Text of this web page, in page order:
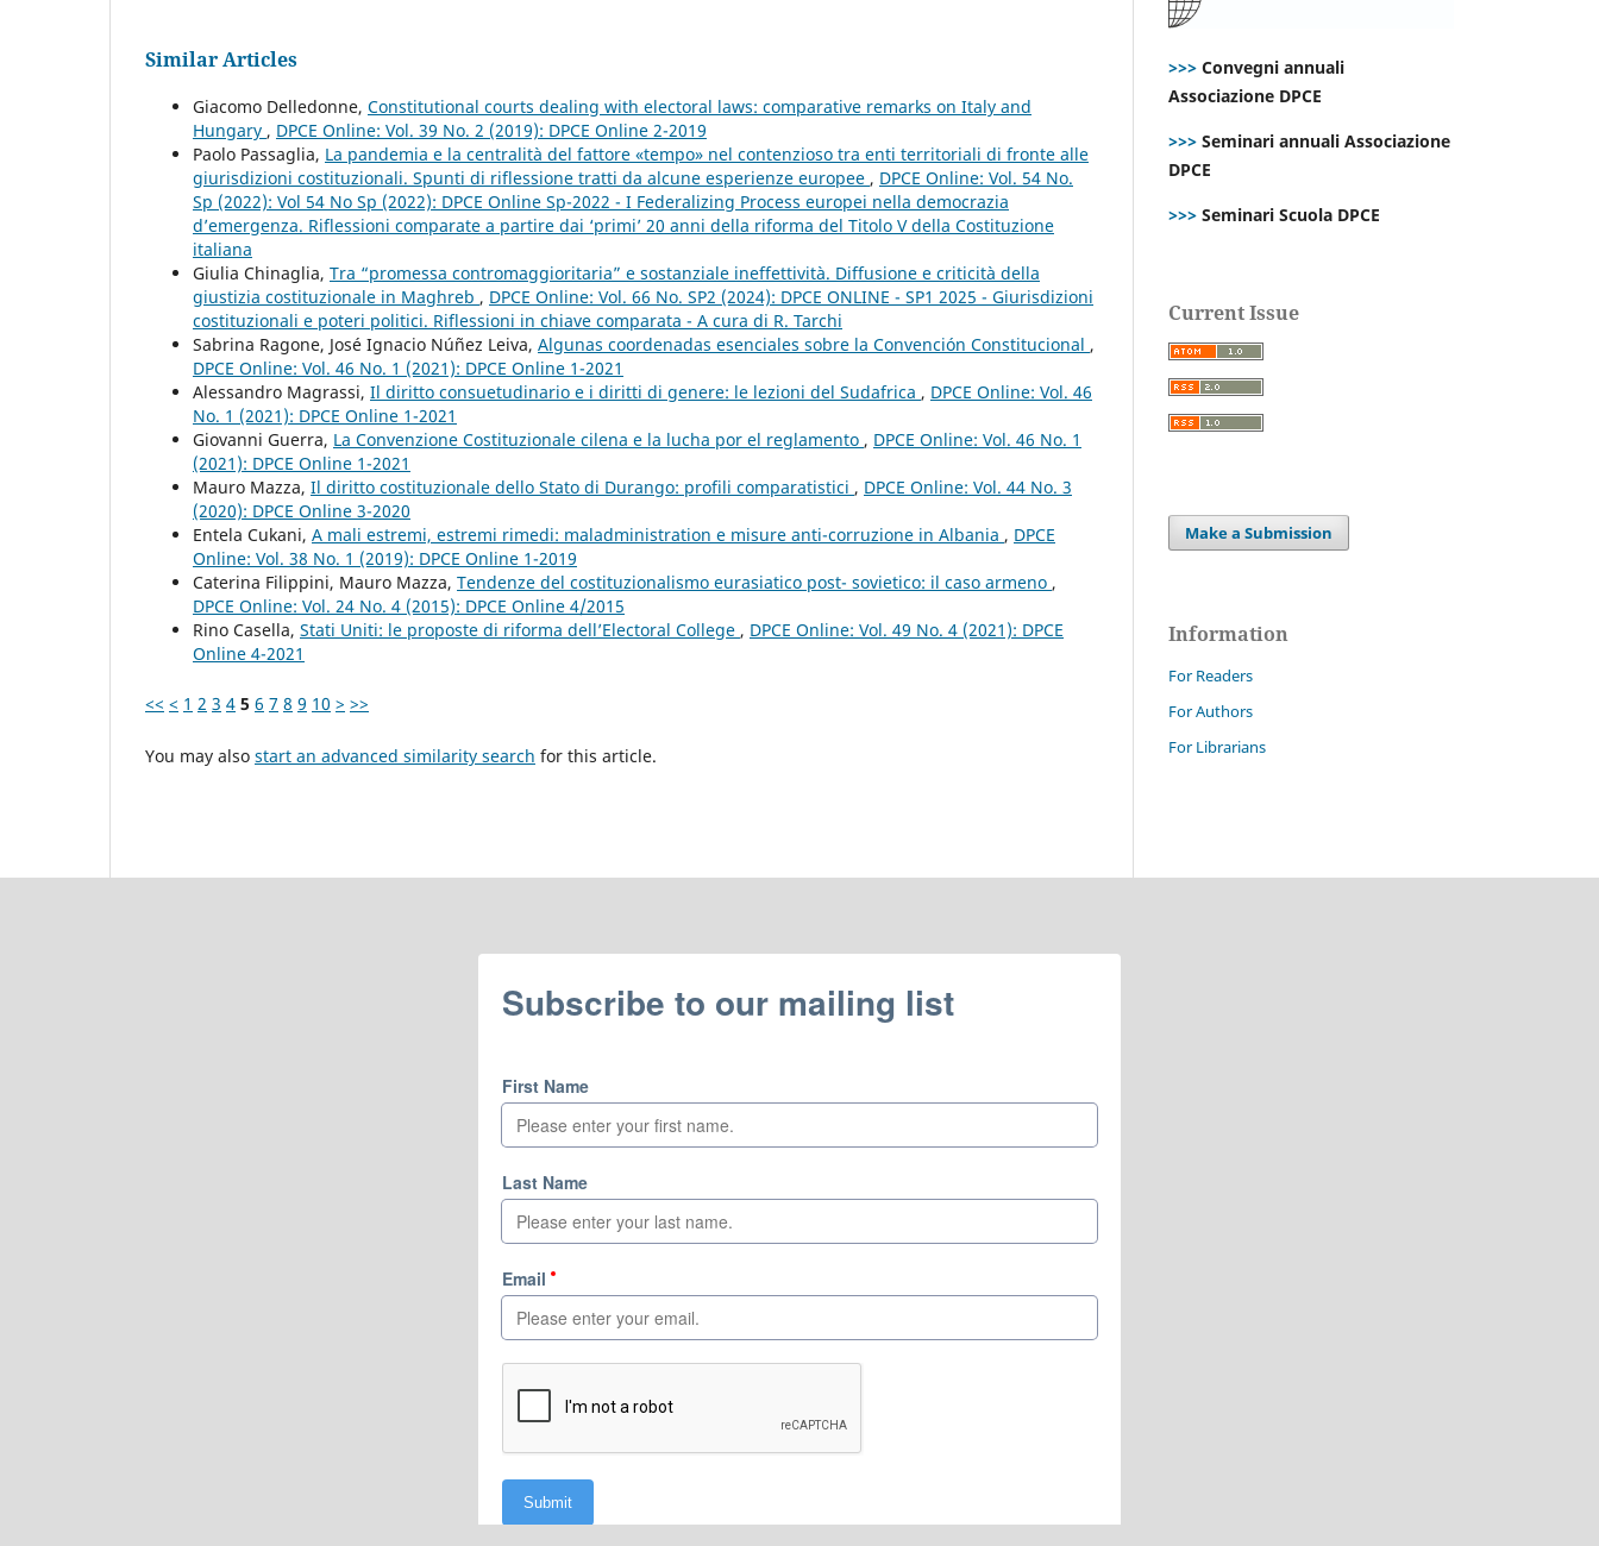
Similar Articles
Giacomo Delledonne, Constitutional courts dealing with electoral laws: comparative remarks on Italy and
Hungary , DPCE Online: Vol. 39 No. 2 (2019): DPCE Online 2-2019
Paolo Passaglia, La pandemia e la centralità del fattore «tempo» nel contenzioso tra enti territoriali di fronte alle
giurisdizioni costituzionali. Spunti di riflessione tratti da alcune esperienze europee , DPCE Online: Vol. 54 No.
Sp (2022): Vol 54 No Sp (2022): DPCE Online Sp-2022 - I Federalizing Process europei nella democrazia
d’emergenza. Riflessioni comparate a partire dai ‘primi’ 20 anni della riforma del Titolo V della Costituzione
italiana
Giulia Chinaglia, Tra “promessa contromaggioritaria” e sostanziale ineffettività. Diffusione e criticità della
giustizia costituzionale in Maghreb , DPCE Online: Vol. 66 No. SP2 (2024): DPCE ONLINE - SP1 2025 - Giurisdizioni
costituzionali e poteri politici. Riflessioni in chiave comparata - A cura di R. Tarchi
Sabrina Ragone, José Ignacio Núñez Leiva, Algunas coordenadas esenciales sobre la Convención Constitucional ,
DPCE Online: Vol. 46 No. 1 (2021): DPCE Online 1-2021
Alessandro Magrassi, Il diritto consuetudinario e i diritti di genere: le lezioni del Sudafrica , DPCE Online: Vol. 46
No. 1 (2021): DPCE Online 1-2021
Giovanni Guerra, La Convenzione Costituzionale cilena e la lucha por el reglamento , DPCE Online: Vol. 46 No. 1
(2021): DPCE Online 1-2021
Mauro Mazza, Il diritto costituzionale dello Stato di Durango: profili comparatistici , DPCE Online: Vol. 44 No. 3
(2020): DPCE Online 3-2020
Entela Cukani, A mali estremi, estremi rimedi: maladministration e misure anti-corruzione in Albania , DPCE
Online: Vol. 38 No. 1 (2019): DPCE Online 1-2019
Caterina Filippini, Mauro Mazza, Tendenze del costituzionalismo eurasiatico post- sovietico: il caso armeno ,
DPCE Online: Vol. 24 No. 4 (2015): DPCE Online 4/2015
Rino Casella, Stati Uniti: le proposte di riforma dell’Electoral College , DPCE Online: Vol. 49 No. 4 (2021): DPCE
Online 4-2021
<< < 1 2 3 4 5 6 7 8 9 10 > >>
You may also start an advanced similarity search for this article.
>>> Convegni annuali
Associazione DPCE
>>> Seminari annuali Associazione
DPCE
>>> Seminari Scuola DPCE
Current Issue
Make a Submission
Information
For Readers
For Authors
For Librarians